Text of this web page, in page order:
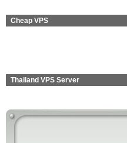
Cheap VPS
Thailand VPS Server